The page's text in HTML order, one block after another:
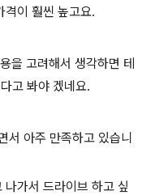
격이 훨씬 높고요.
을 고려해서 생각하면 테
고 봐야 겠네요.
서 아주 만족하고 있습니
가서 드라이브 하고 싶